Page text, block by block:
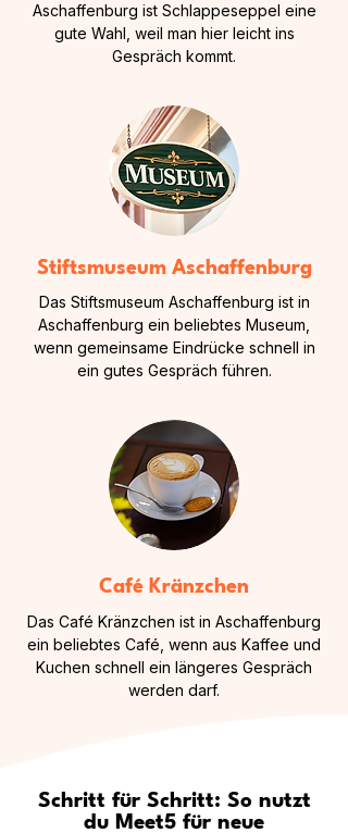
Aschaffenburg ist Schlappeseppel eine
gute Wahl, weil man hier leicht ins
Gespräch kommt.
Stiftsmuseum Aschaffenburg
Das Stiftsmuseum Aschaffenburg ist in
Aschaffenburg ein beliebtes Museum,
wenn gemeinsame Eindrücke schnell in
ein gutes Gespräch führen.
Café Kränzchen
Das Café Kränzchen ist in Aschaffenburg
ein beliebtes Café, wenn aus Kaffee und
Kuchen schnell ein längeres Gespräch
werden darf.
Schritt für Schritt: So nutzt
du Meet5 für neue